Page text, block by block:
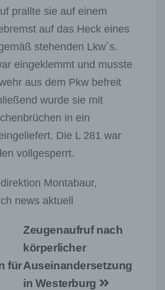
prallte sie auf einem
auf das Heck eines
stehenden Lkw´s.
eingeklemmt und musste
aus dem Pkw befreit
wurde sie mit
in ein
Die L 281 war
vollgesperrt.
Montabaur,
news aktuell
Zeugenaufruf nach
körperlicher
Auseinandersetzung
in Westerburg
für